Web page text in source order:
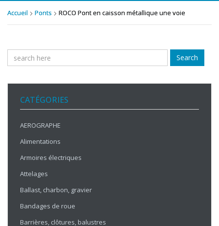
Accueil Ponts ROCO Pont en caisson métallique une voie
Search
CATÉGORIES
AEROGRAPHE
Alimentations
Armoires électriques
Attelages
Ballast, charbon, gravier
Bandages de roue
Barrières, clôtures, balustres